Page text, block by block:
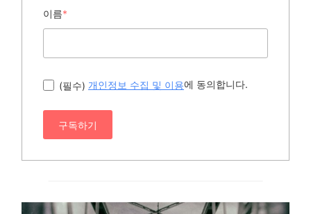
이름*
(필수) 개인정보 수집 및 이용에 동의합니다.
구독하기